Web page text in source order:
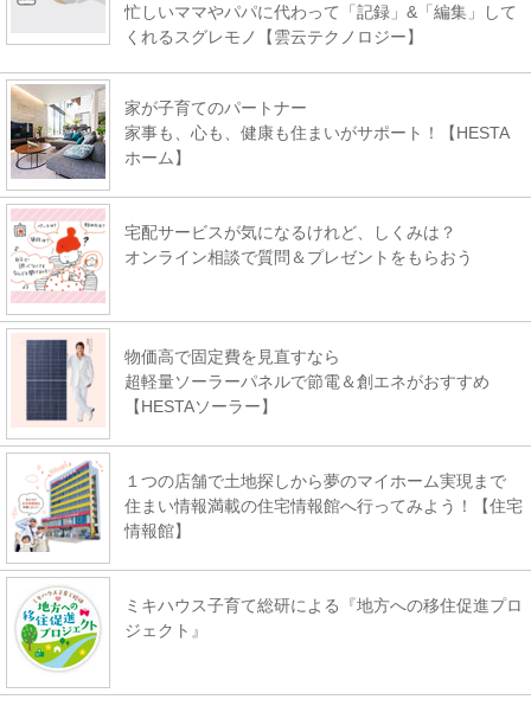
忙しいママやパパに代わって「記録」&「編集」して
くれるスグレモノ【雲云テクノロジー】
家が子育てのパートナー
家事も、心も、健康も住まいがサポート！【HESTA
ホーム】
宅配サービスが気になるけれど、しくみは？
オンライン相談で質問＆プレゼントをもらおう
物価高で固定費を見直すなら
超軽量ソーラーパネルで節電＆創エネがおすすめ
【HESTAソーラー】
１つの店舗で土地探しから夢のマイホーム実現まで
住まい情報満載の住宅情報館へ行ってみよう！【住宅
情報館】
ミキハウス子育て総研による『地方への移住促進プロ
ジェクト』